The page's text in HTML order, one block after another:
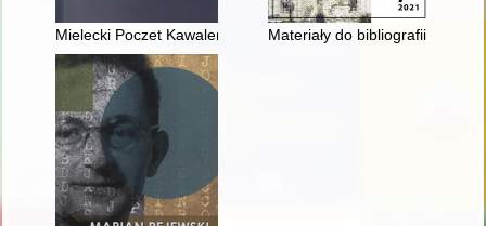
Mielecki Poczet Kawalerów Orderu Virtuti Militari : Widanka
Materiały do bibliografii Galicji